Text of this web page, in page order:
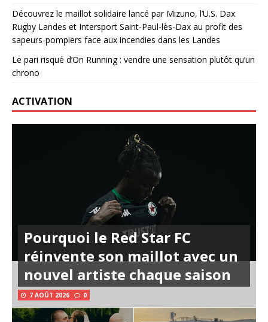
Découvrez le maillot solidaire lancé par Mizuno, l’U.S. Dax
Rugby Landes et Intersport Saint-Paul-lès-Dax au profit des
sapeurs-pompiers face aux incendies dans les Landes
Le pari risqué d’On Running : vendre une sensation plutôt qu’un
chrono
ACTIVATION
Pourquoi le Red Star FC
réinvente son maillot avec un
nouvel artiste chaque saison
7 AOÛT 2026 0